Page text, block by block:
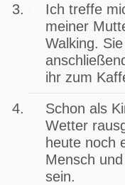
Ich treffe
meiner
Walking.
ihr zum
Schon als
Wetter
heute noch
Mensch
sein.